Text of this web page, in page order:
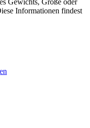
Gewichts, Größe oder
Informationen findest